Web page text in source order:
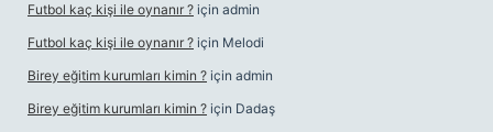
Futbol kaç kişi ile oynanır ? için admin
Futbol kaç kişi ile oynanır ? için Melodi
Birey eğitim kurumları kimin ? için admin
Birey eğitim kurumları kimin ? için Dadaş